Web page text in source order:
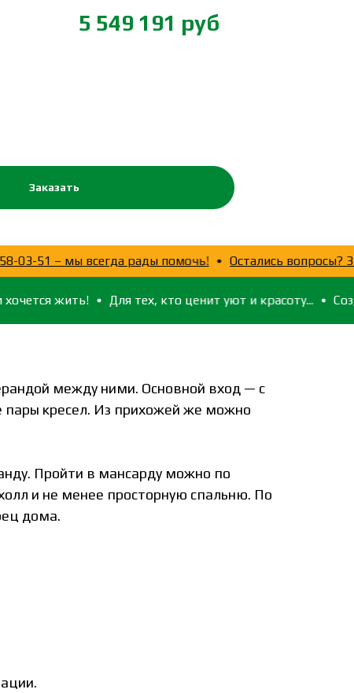
5 549 191 руб
Заказать
03-51 – мы всегда рады помочь! Остались
жить! Для тех, кто ценит уют и красоту... Создаём
между ними. Основной вход — с
пары кресел. Из прихожей же можно
Пройти в мансарду можно по
и не менее просторную спальню. По
дома.